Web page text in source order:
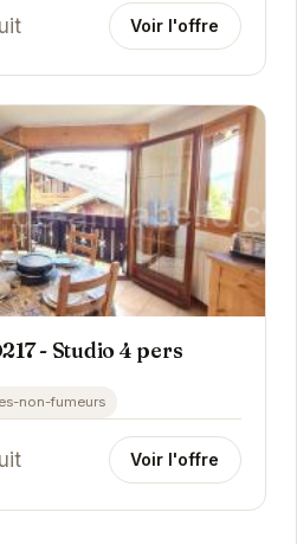
Voir l'offre
- Studio 4 pers
non-fumeurs
Voir l'offre